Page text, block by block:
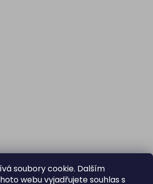
soubory cookie. Dalším
webu vyjadřujete souhlas s